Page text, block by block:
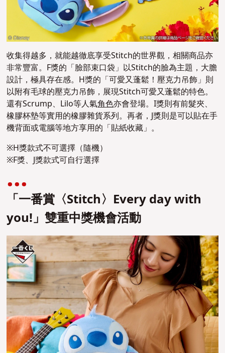
收集得越多，就能越徹底享受Stitch的世界觀，相關商品亦
非常豐富。F獎的「臉部束口袋」以Stitch的臉為主題，大膽
設計，極具存在感。H獎的「可愛又蓬鬆！壓克力吊飾」則
以附有毛球的壓克力吊飾，展現Stitch可愛又蓬鬆的特色。
還有Scrump、Lilo等人氣角色亦會登場。I獎則有前髮夾、
橡膠杯墊等實用的橡膠雜貨系列。再者，J獎則是可以貼在手
機背面或電腦等地方享用的「貼紙收藏」。
※H獎款式不可選擇（隨機）
※F獎、J獎款式可自行選擇
「一番賞〈Stitch〉Every day with
you!」雙重中獎機會活動